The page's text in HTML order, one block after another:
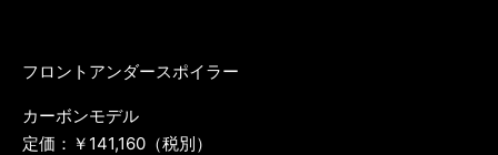
フロントアンダースポイラー
カーボンモデル
定価：￥141,160（税別）